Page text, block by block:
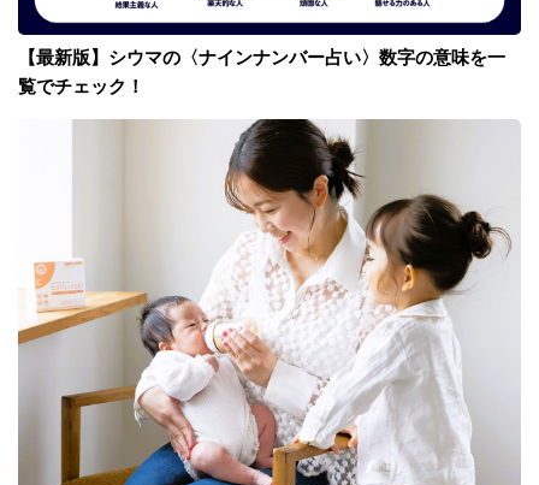
【最新版】シウマの〈ナインナンバー占い〉数字の意味を一
覧でチェック！